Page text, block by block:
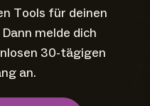
Tools für deinen
melde dich
30-tägigen
an.